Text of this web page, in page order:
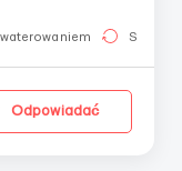
Stała
Odpowiadać